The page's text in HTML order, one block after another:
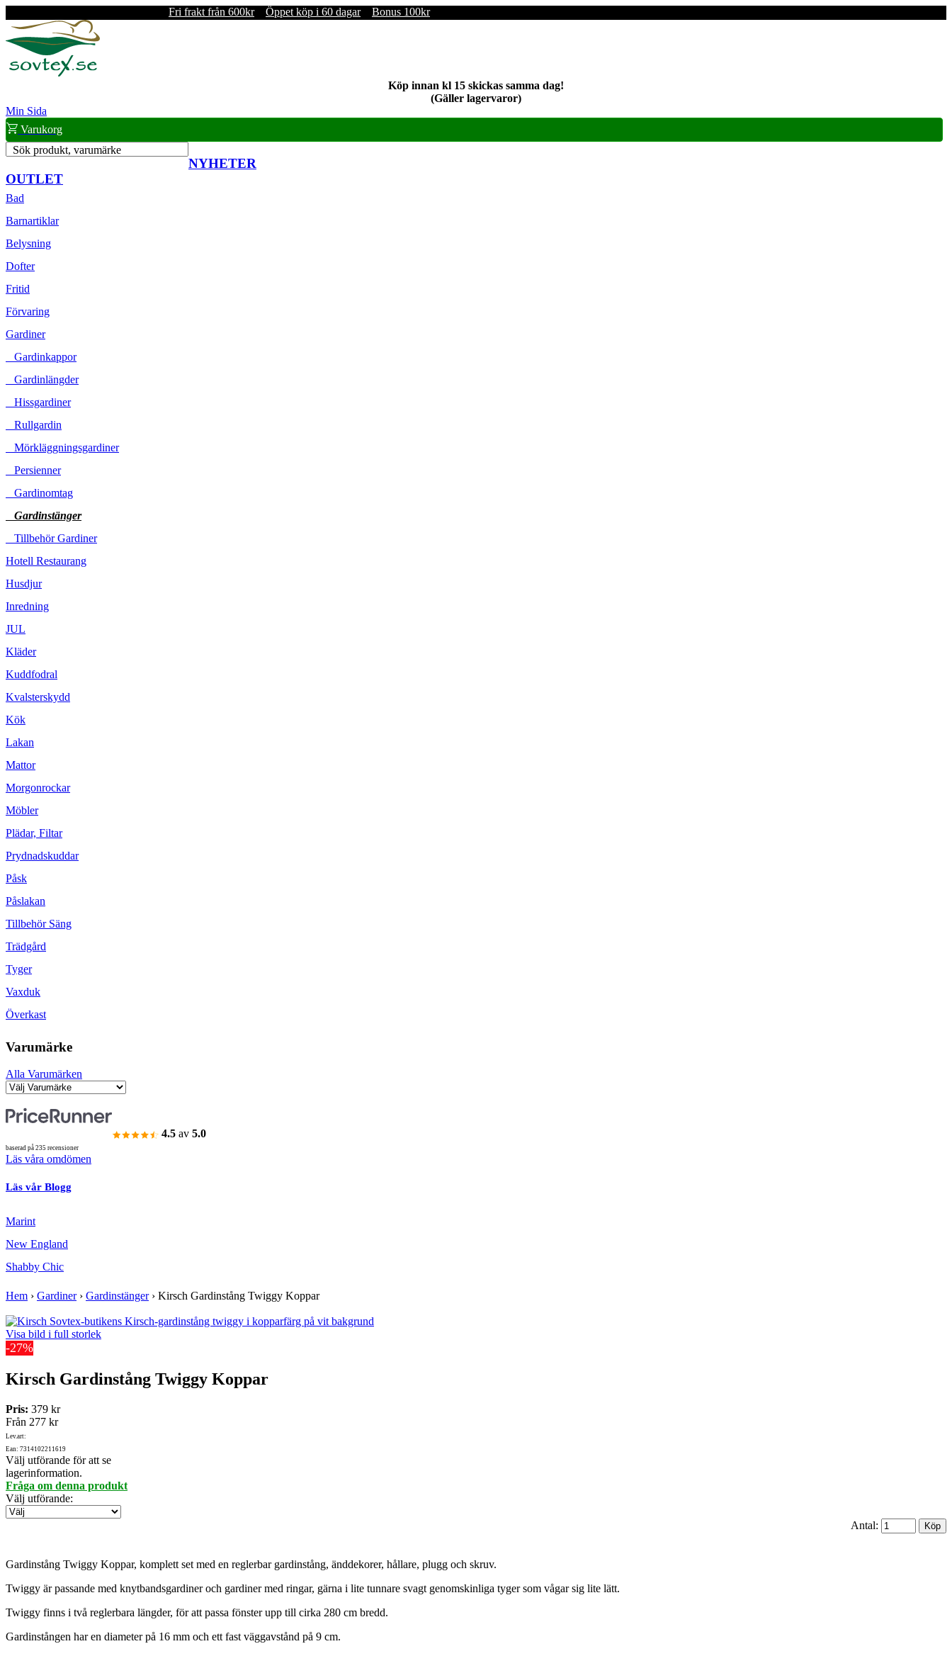
Fri frakt från 600kr Öppet köp i 60 dagar Bonus 100kr
Köp innan kl 15 skickas samma dag!
(Gäller lagervaror)
Min Sida
Varukorg
Sök produkt, varumärke
NYHETER
OUTLET
Bad
Barnartiklar
Belysning
Dofter
Fritid
Förvaring
Gardiner
Gardinkappor
Gardinlängder
Hissgardiner
Rullgardin
Mörkläggningsgardiner
Persienner
Gardinomtag
Gardinstänger
Tillbehör Gardiner
Hotell Restaurang
Husdjur
Inredning
JUL
Kläder
Kuddfodral
Kvalsterskydd
Kök
Lakan
Mattor
Morgonrockar
Möbler
Plädar, Filtar
Prydnadskuddar
Påsk
Påslakan
Tillbehör Säng
Trädgård
Tyger
Vaxduk
Överkast
Varumärke
Alla Varumärken
4.5 av 5.0
baserad på 235 recensioner
Läs våra omdömen
Läs vår Blogg
Marint
New England
Shabby Chic
Hem › Gardiner› Gardinstänger› Kirsch Gardinstång Twiggy Koppar
Visa bild i full storlek
-27%
Kirsch Gardinstång Twiggy Koppar
Pris: 379 kr
Från 277 kr
Lev.art:
Ean: 7314102211619
Välj utförande för att se
lagerinformation.
Fråga om denna produkt
Välj utförande:
Antal:
Gardinstång Twiggy Koppar, komplett set med en reglerbar gardinstång, änddekorer, hållare, plugg och skruv.
Twiggy är passande med knytbandsgardiner och gardiner med ringar, gärna i lite tunnare svagt genomskinliga tyger som vågar sig lite lätt.
Twiggy finns i två reglerbara längder, för att passa fönster upp till cirka 280 cm bredd.
Gardinstången har en diameter på 16 mm och ett fast väggavstånd på 9 cm.